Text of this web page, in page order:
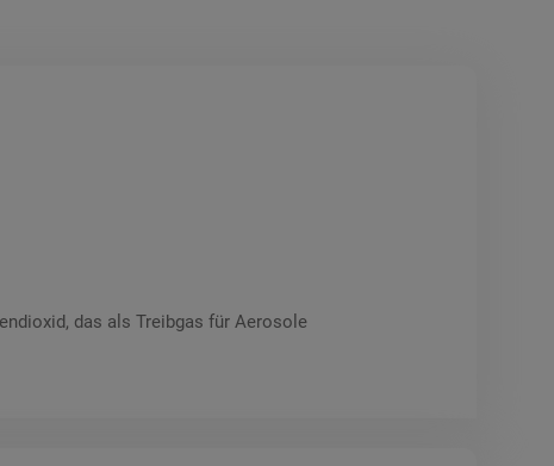
das als Treibgas für Aerosole